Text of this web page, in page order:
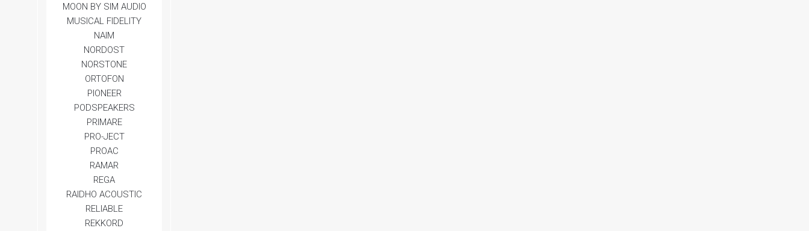
MOON BY SIM AUDIO
MUSICAL FIDELITY
NAIM
NORDOST
NORSTONE
ORTOFON
PIONEER
PODSPEAKERS
PRIMARE
PRO-JECT
PROAC
RAMAR
REGA
RAIDHO ACOUSTIC
RELIABLE
REKKORD